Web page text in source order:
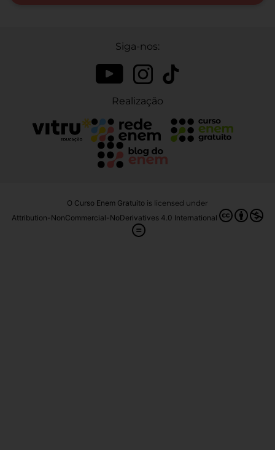
Siga-nos:
Realização
O Curso Enem Gratuito is licensed under
Attribution-NonCommercial-NoDerivatives 4.0 International